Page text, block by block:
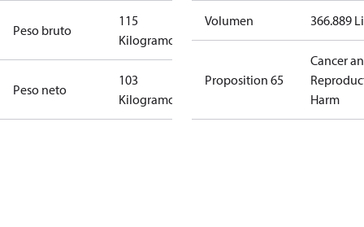
Peso bruto
115
Kilogramo
Peso neto
103
Kilogramo
Volumen 366.889
Proposition 65
Cancer
Harm